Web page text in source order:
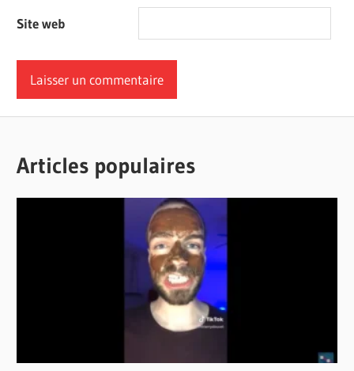
Site web
Articles populaires